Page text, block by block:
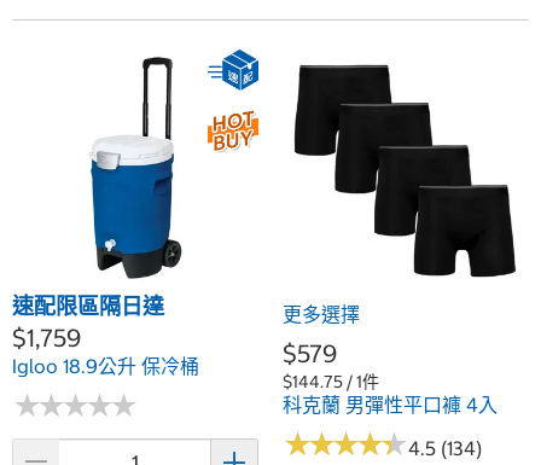
速配限區隔日達
$1,759
Igloo 18.9公升 保冷桶
★★★★★
★★★★★
更多選擇
$579
$144.75 / 1件
科克蘭 男彈性平口褲 4入
★★★★★
★★★★★4.5 (134)